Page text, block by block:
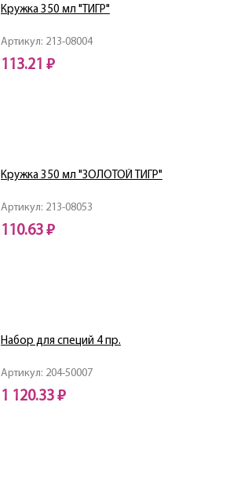
Артикул: 213-08004
Кружка 350 мл "ТИГР"
113.21 ₽
Артикул: 213-08053
Кружка 350 мл "ЗОЛОТОЙ ТИГР"
110.63 ₽
Артикул: 204-50007
Набор для специй 4 пр.
1 120.33 ₽